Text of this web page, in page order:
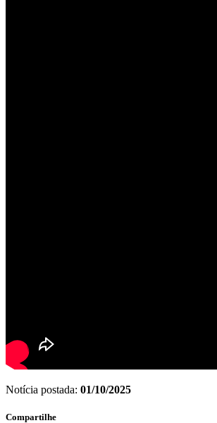
Notícia postada: 01/10/2025
Compartilhe